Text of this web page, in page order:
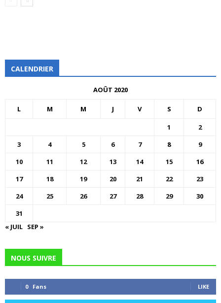
CALENDRIER
AOÛT 2020
L M M J V S D
1
2
3
4 5 6 7 8
9
10
11 12 13 14 15
16
17
18 19 20 21 22
23
24
25 26 27 28 29
30
31
« JUIL SEP »
NOUS SUIVRE
0 Fans LIKE